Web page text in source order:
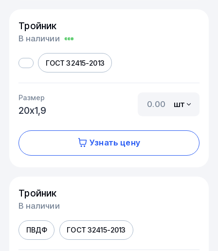
Тройник
В наличии
ГОСТ 32415-2013
Размер
20х1,9
шт
Узнать цену
Тройник
В наличии
ПВДФ ГОСТ 32415-2013